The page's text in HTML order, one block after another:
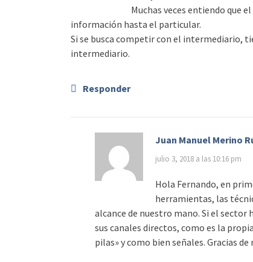
Muchas veces entiendo que
información hasta el particular.
Si se busca competir con el intermediario,
intermediario.
Responder
Juan Manuel Merino
julio 3, 2018 a las 10:16 pm
Hola Fernando, en
herramientas, las
alcance de nuestro mano. Si el
sus canales directos, como es la
pilas» y como bien señales. Gracias de